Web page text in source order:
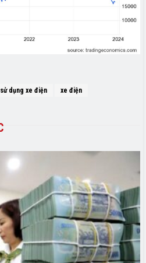
sử dụng xe điện xe điện